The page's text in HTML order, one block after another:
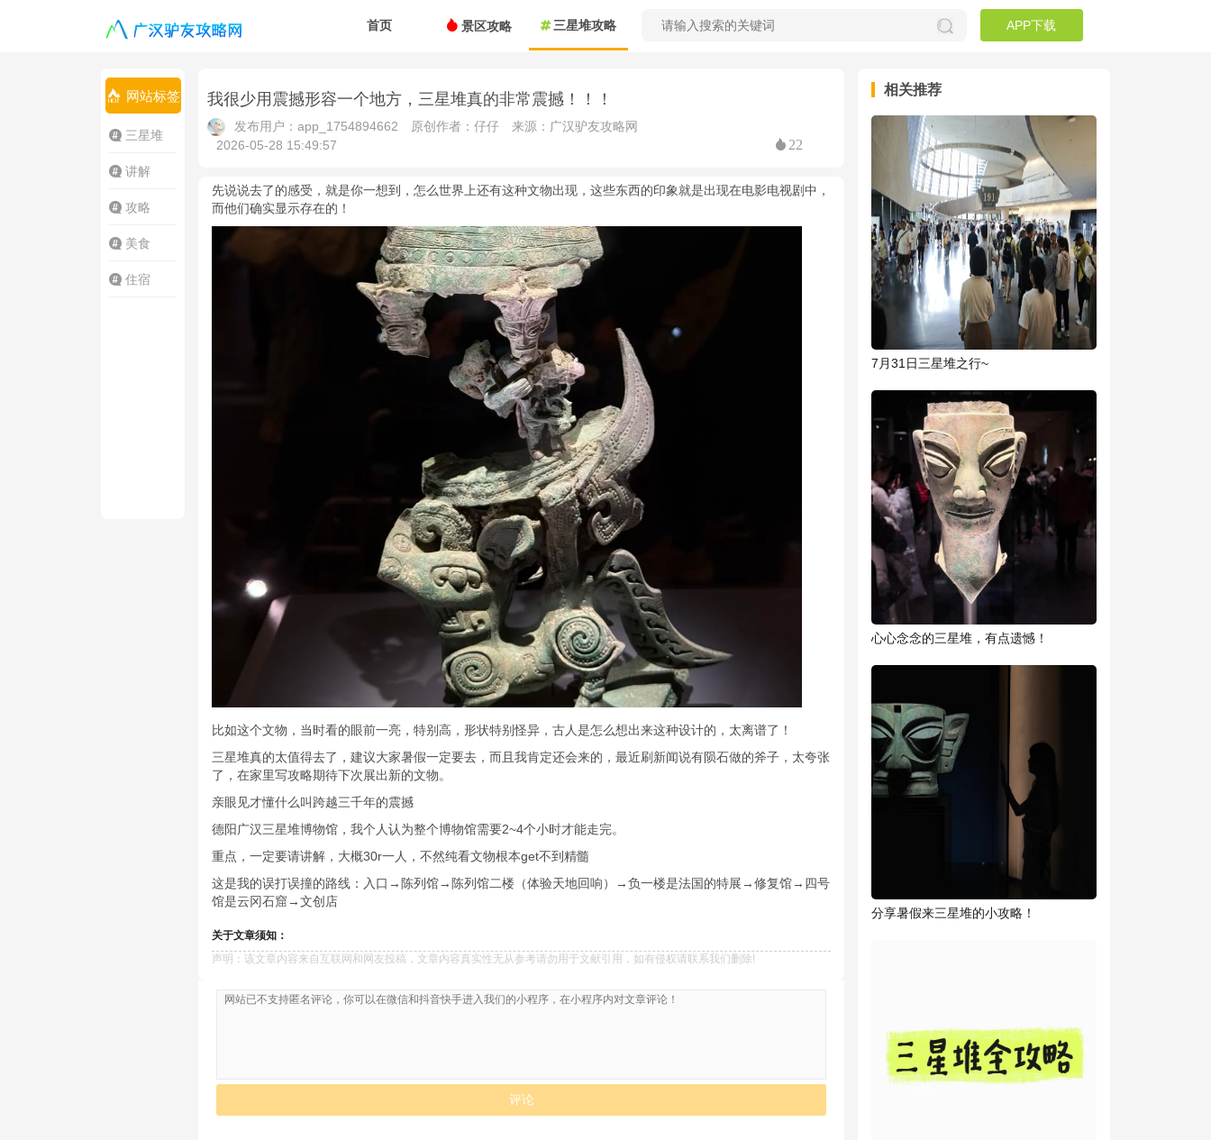
首页 景区攻略 三星堆攻略 APP下载
网站标签
三星堆
讲解
攻略
美食
住宿
我很少用震撼形容一个地方，三星堆真的非常震撼！！！
发布用户：app_1754894662 原创作者：仔仔
来源：广汉驴友攻略网
2026-05-28 15:49:57
22
先说说去了的感受，就是你一想到，怎么世界上还有这种文物出现，这些东西的印象就是出现在电影电视剧中，
而他们确实显示存在的！
比如这个文物，当时看的眼前一亮，特别高，形状特别怪异，古人是怎么想出来这种设计的，太离谱了！
三星堆真的太值得去了，建议大家暑假一定要去，而且我肯定还会来的，最近刷新闻说有陨石做的斧子，太夸张
了，在家里写攻略期待下次展出新的文物。
亲眼见才懂什么叫跨越三千年的震撼
德阳广汉三星堆博物馆，我个人认为整个博物馆需要2~4个小时才能走完。
重点，一定要请讲解，大概30r一人，不然纯看文物根本get不到精髓
这是我的误打误撞的路线：入口→陈列馆→陈列馆二楼（体验天地回响）→负一楼是法国的特展→修复馆→四号
馆是云冈石窟→文创店
关于文章须知：
声明：该文章内容来自互联网和网友投稿，文章内容真实性无从参考请勿用于文献引用，如有侵权请联系我们删除!
评论
相关推荐
7月31日三星堆之行~
心心念念的三星堆，有点遗憾！
分享暑假来三星堆的小攻略！